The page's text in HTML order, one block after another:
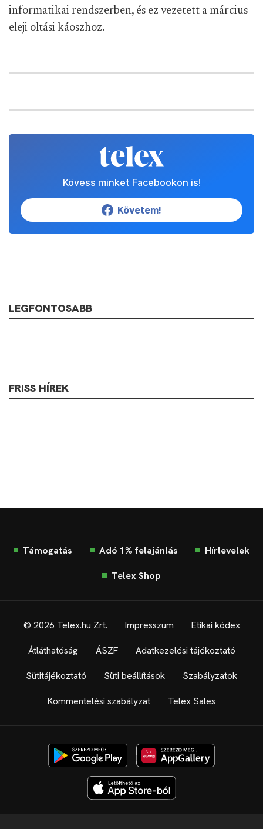
informatikai rendszerben, és ez vezetett a március
eleji oltási káoszhoz.
Kövess minket Facebookon is!
Követem!
LEGFONTOSABB
FRISS HÍREK
Támogatás Adó 1% felajánlás Hírlevelek
Telex Shop
© 2026 Telex.hu Zrt. Impresszum Etikai kódex
Átláthatóság ÁSZF Adatkezelési tájékoztató
Sütitájékoztató Süti beállítások Szabályzatok
Kommentelési szabályzat Telex Sales